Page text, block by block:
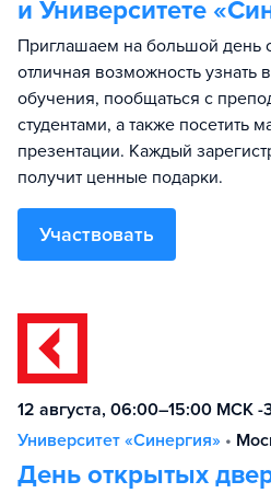
и Университете
Приглашаем на большой день
отличная возможность узнать
обучения, пообщаться с
студентами, а также посетить
презентации. Каждый
получит ценные подарки.
Участвовать
12 августа, 06:00–15:00 МСК -
Университет «Синергия» •
День открытых